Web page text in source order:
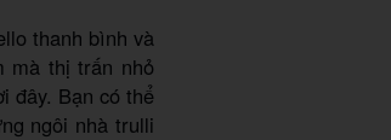
thanh bình và
mà thị trấn nhỏ
đây. Bạn có thể
ngôi nhà trulli